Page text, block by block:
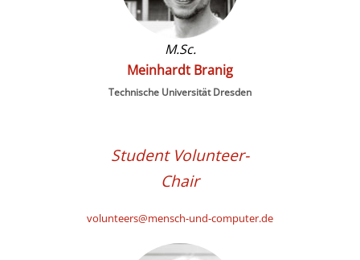
M.Sc.
Meinhardt Branig
Technische Universität Dresden
Student Volunteer-
Chair
volunteers@mensch-und-computer.de